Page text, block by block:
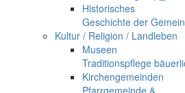
Historisches
Geschichte der
Kultur / Religion / Landleben
Museen
Traditionspflege
Kirchengemeinden
Pfarrgemeinde &